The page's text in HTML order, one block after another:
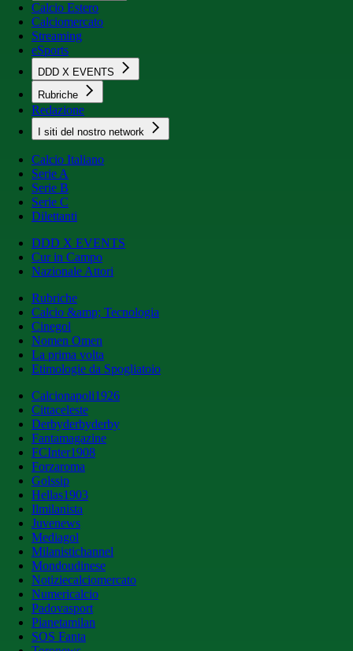
Calcio Estero
Calciomercato
Streaming
eSports
DDD X EVENTS
Rubriche
Redazione
I siti del nostro network
Calcio Italiano
Serie A
Serie B
Serie C
Dilettanti
DDD X EVENTS
Cur in Campo
Nazionale Attori
Rubriche
Calcio &amp; Tecnologia
Cinegol
Nomen Omen
La prima volta
Etimologie da Spogliatoio
Calcionapoli1926
Cittaceleste
Derbyderbyderby
Fantamagazine
FCInter1908
Forzaroma
Golssip
Hellas1903
Ilmilanista
Juvenews
Mediagol
Milanistichannel
Mondoudinese
Notiziecalciomercato
Numericalcio
Padovasport
Pianetamilan
SOS Fanta